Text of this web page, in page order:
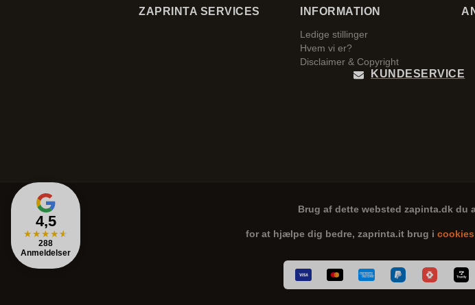
4,5
★★★★★
288
Anmeldelser
ZAPRINTA SERVICES INFORMATION
Ledige stillinger
Hvem vi er?
Disclaimer & Copyright
KUNDESERVICE
Brug af dette websted zapinta.dk du
for at hjælpe dig bedre, zaprinta.itbrug i cookies